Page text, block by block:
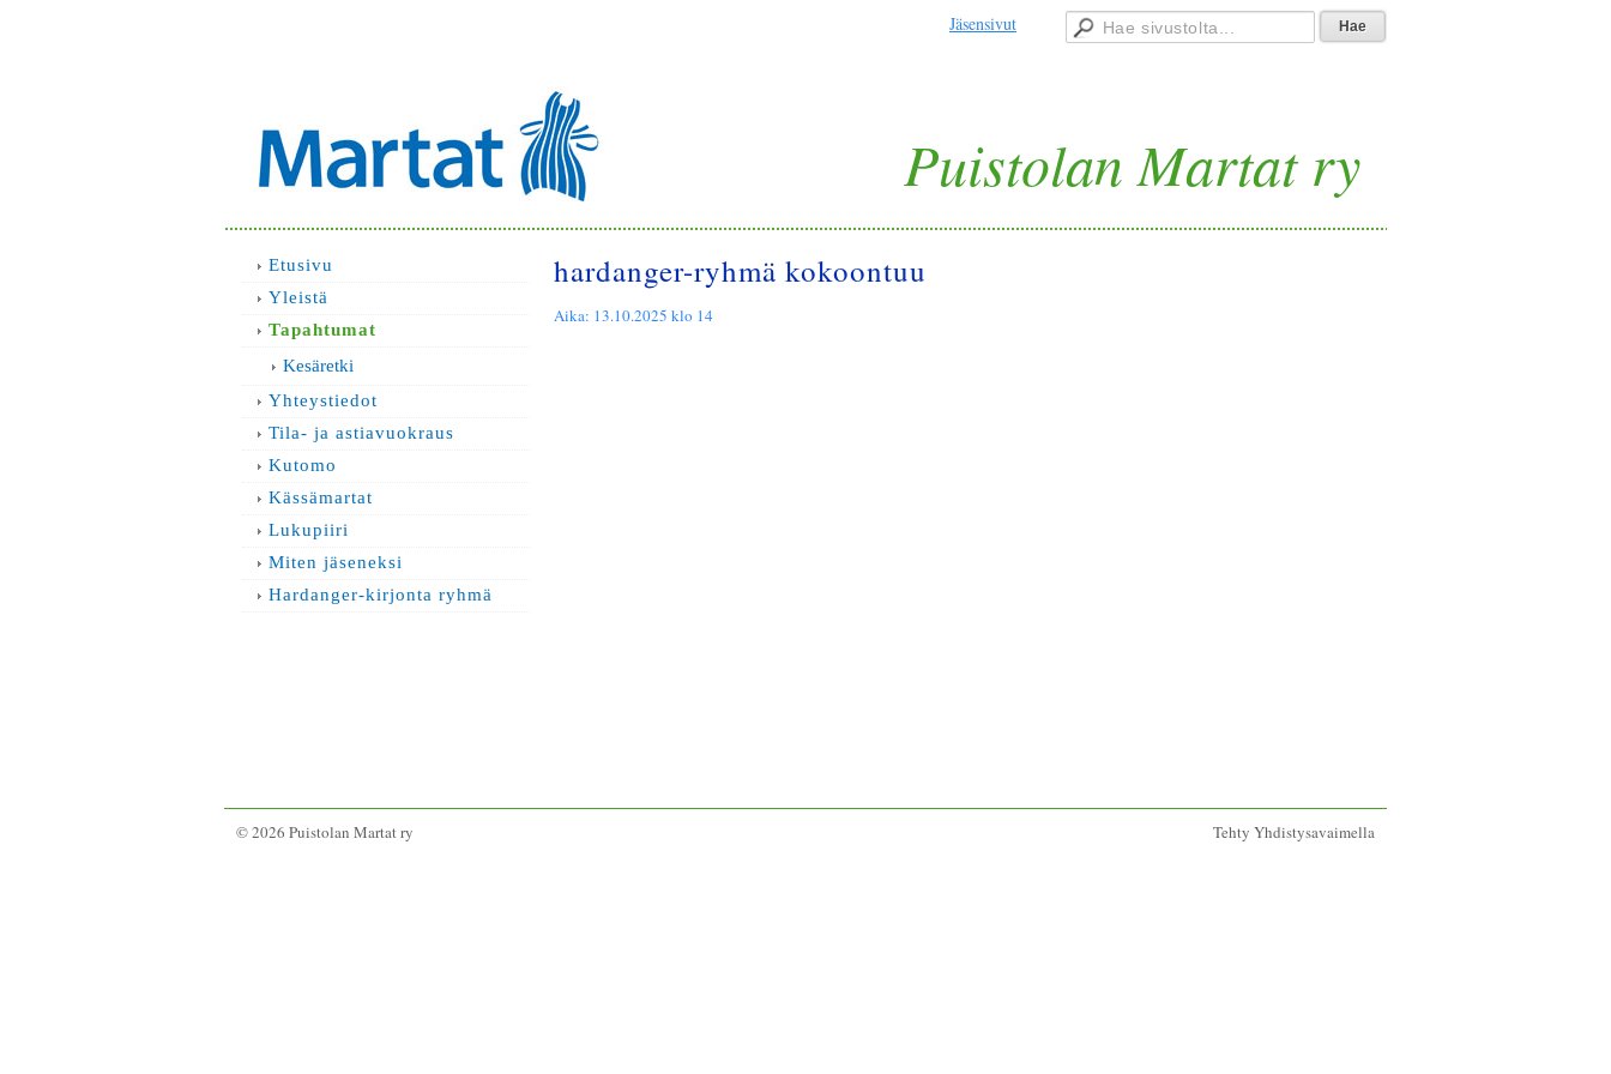
Jäsensivut
Puistolan Martat ry
hardanger-ryhmä kokoontuu
Aika: 13.10.2025 klo 14
Etusivu
Yleistä
Tapahtumat
Kesäretki
Yhteystiedot
Tila- ja astiavuokraus
Kutomo
Kässämartat
Lukupiiri
Miten jäseneksi
Hardanger-kirjonta ryhmä
Tehty Yhdistysavaimella
©2026 Puistolan Martat ry